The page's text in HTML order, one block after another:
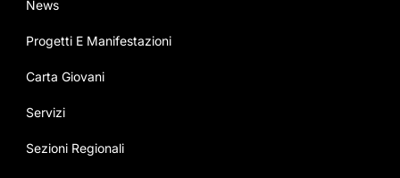
News
Progetti E Manifestazioni
Carta Giovani
Servizi
Sezioni Regionali